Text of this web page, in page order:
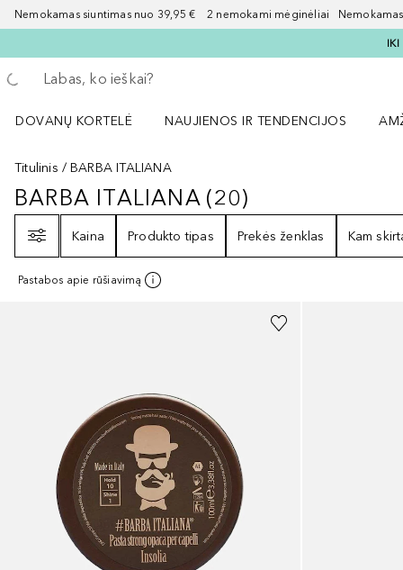
Nemokamas siuntimas nuo 39,95 € 2 nemokami mėginėliai
IKI
Grįžk atgal
Vykdykite paiešką
DOVANŲ KORTELĖ
NAUJIENOS IR TENDENCIJOS
Titulinis
BARBA ITALIANA
BARBA ITALIANA20
BARBA ITALIANA (20)
Kaina
Produkto tipas Prekės ženklas Kam
Pastabos apie rūšiavimą